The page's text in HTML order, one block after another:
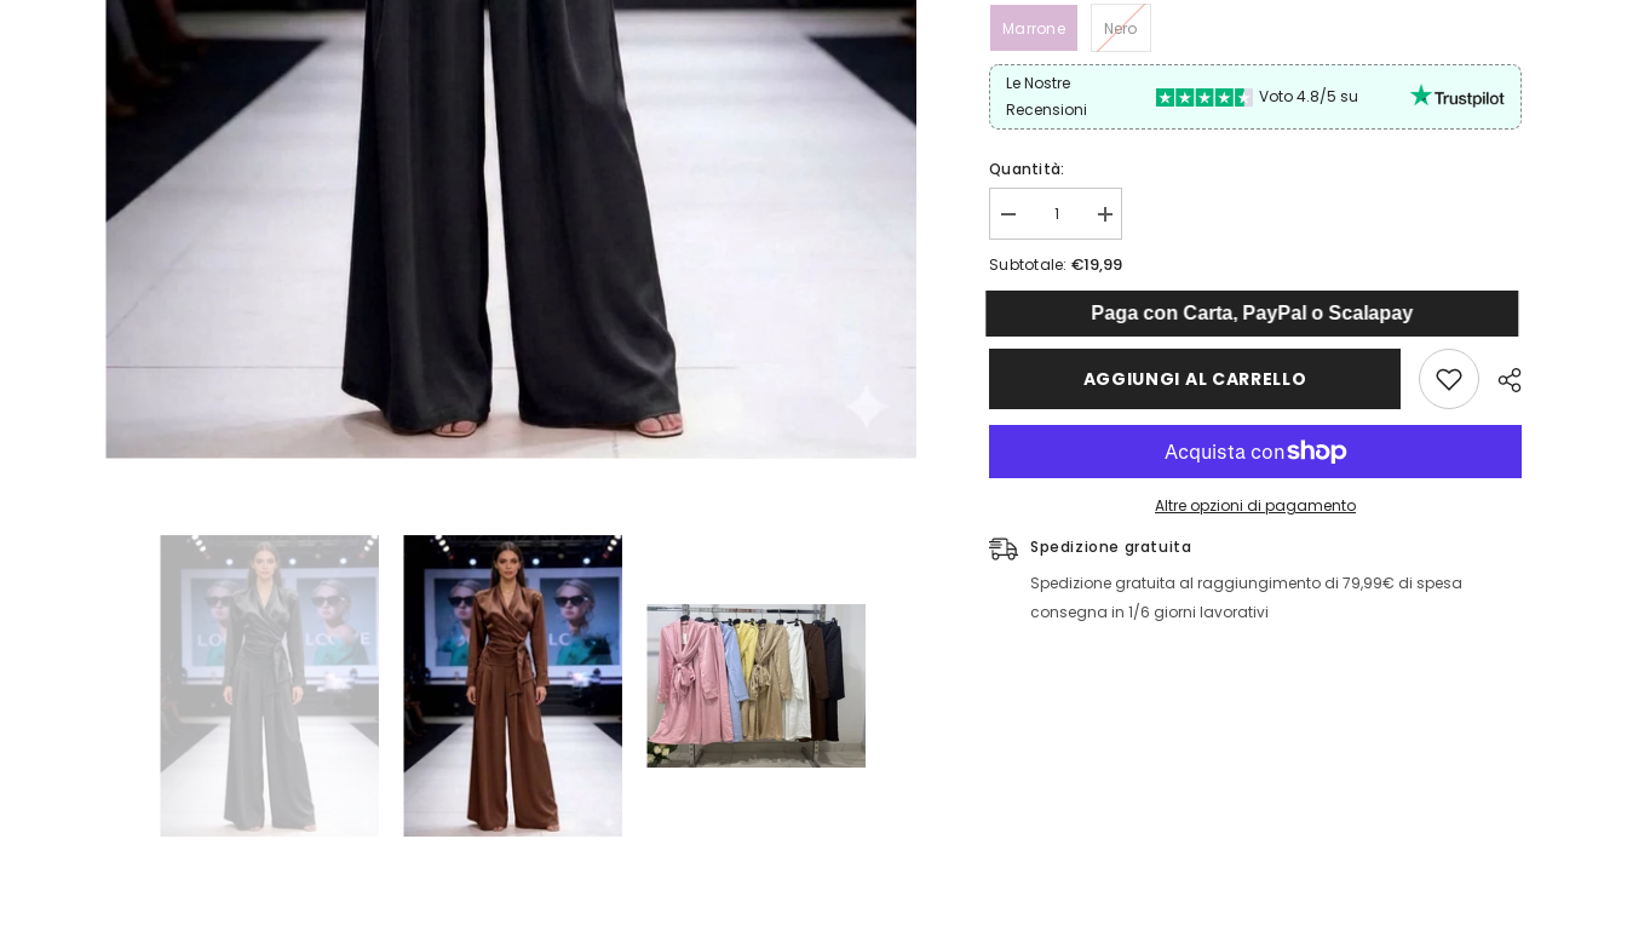
Marrone Nero
Le Nostre
Recensioni
Voto 4.8/5 su
Quantità:
Diminuisci
quantità
per
Marina
Aumenta
quantità
per
Marina
Subtotale: €19,99
Paga con Carta, PayPal o Scalapay
AGGIUNGI AL CARRELLO
Altre opzioni di pagamento
Spedizione gratuita
Spedizione gratuita al raggiungimento di 79,99€ di spesa
consegna in 1/6 giorni lavorativi